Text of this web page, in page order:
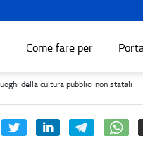
Come fare per
cultura pubblici non
della cultura pubblici non statali